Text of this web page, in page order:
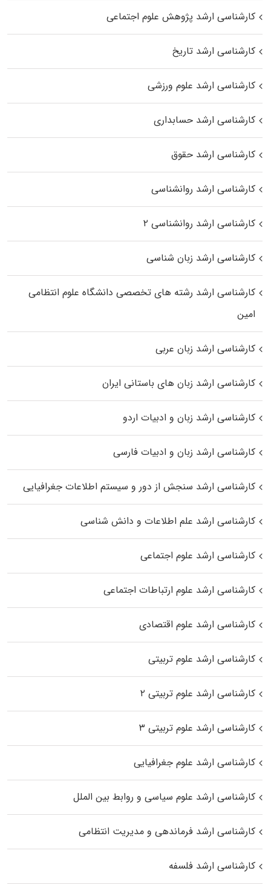
کارشناسی ارشد پژوهش علوم اجتماعی
کارشناسی ارشد تاریخ
کارشناسی ارشد علوم ورزشی
کارشناسی ارشد حسابداری
کارشناسی ارشد حقوق
کارشناسی ارشد روانشناسی
کارشناسی ارشد روانشناسی ۲
کارشناسی ارشد زبان شناسی
کارشناسی ارشد رﺷﺘﻪ ﻫﺎی تخصصی داﻧﺸﮕﺎه ﻋﻠﻮم انتظامی
اﻣﻴﻦ
کارشناسی ارشد زبان عربی
کارشناسی ارشد زبان‌ های باستانی ایران
کارشناسی ارشد زبان و ادبیات اردو
کارشناسی ارشد زبان و ادبیات فارسی
کارشناسی ارشد سنجش از دور و سیستم اطلاعات جغرافیایی
کارشناسی ارشد علم اطلاعات و دانش شناسی
کارشناسی ارشد علوم اجتماعی
کارشناسی ارشد علوم ارتباطات اجتماعی
کارشناسی ارشد علوم اقتصادی
کارشناسی ارشد علوم تربیتی
کارشناسی ارشد علوم تربیتی ۲
کارشناسی ارشد علوم تربیتی ۳
کارشناسی ارشد علوم جغرافیایی
کارشناسی ارشد علوم سیاسی و روابط بین الملل
کارشناسی ارشد فرماندهی و مدیریت انتظامی
کارشناسی ارشد فلسفه